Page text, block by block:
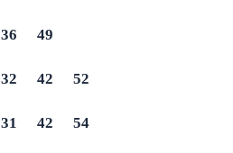
36 49
32 42 52
31 42 54